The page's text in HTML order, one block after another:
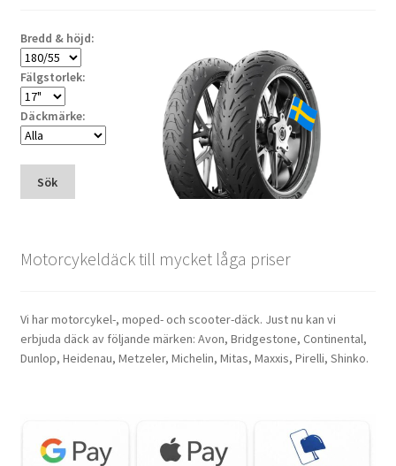
Bredd & höjd:
Fälgstorlek:
Däckmärke:
Sök
Motorcykeldäck till mycket låga priser
Vi har motorcykel-, moped- och scooter-däck. Just nu kan vi
erbjuda däck av följande märken: Avon, Bridgestone, Continental,
Dunlop, Heidenau, Metzeler, Michelin, Mitas, Maxxis, Pirelli, Shinko.